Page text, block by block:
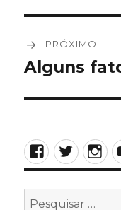
PRÓXIMO
Próximo
Alguns
Facebook
Twitter
Pesquisar